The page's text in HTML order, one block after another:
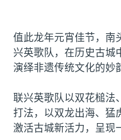
值此龙年元宵佳节，南
兴英歌队，在历史古城
演绎非遗传统文化的妙
联兴英歌队以双花槌法
打法，以双龙出海、猛
激活古城新活力，呈现